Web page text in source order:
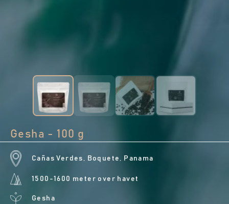
Gesha - 100 g
Cañas Verdes, Boquete, Panama
1500-1600 meter over havet
Gesha